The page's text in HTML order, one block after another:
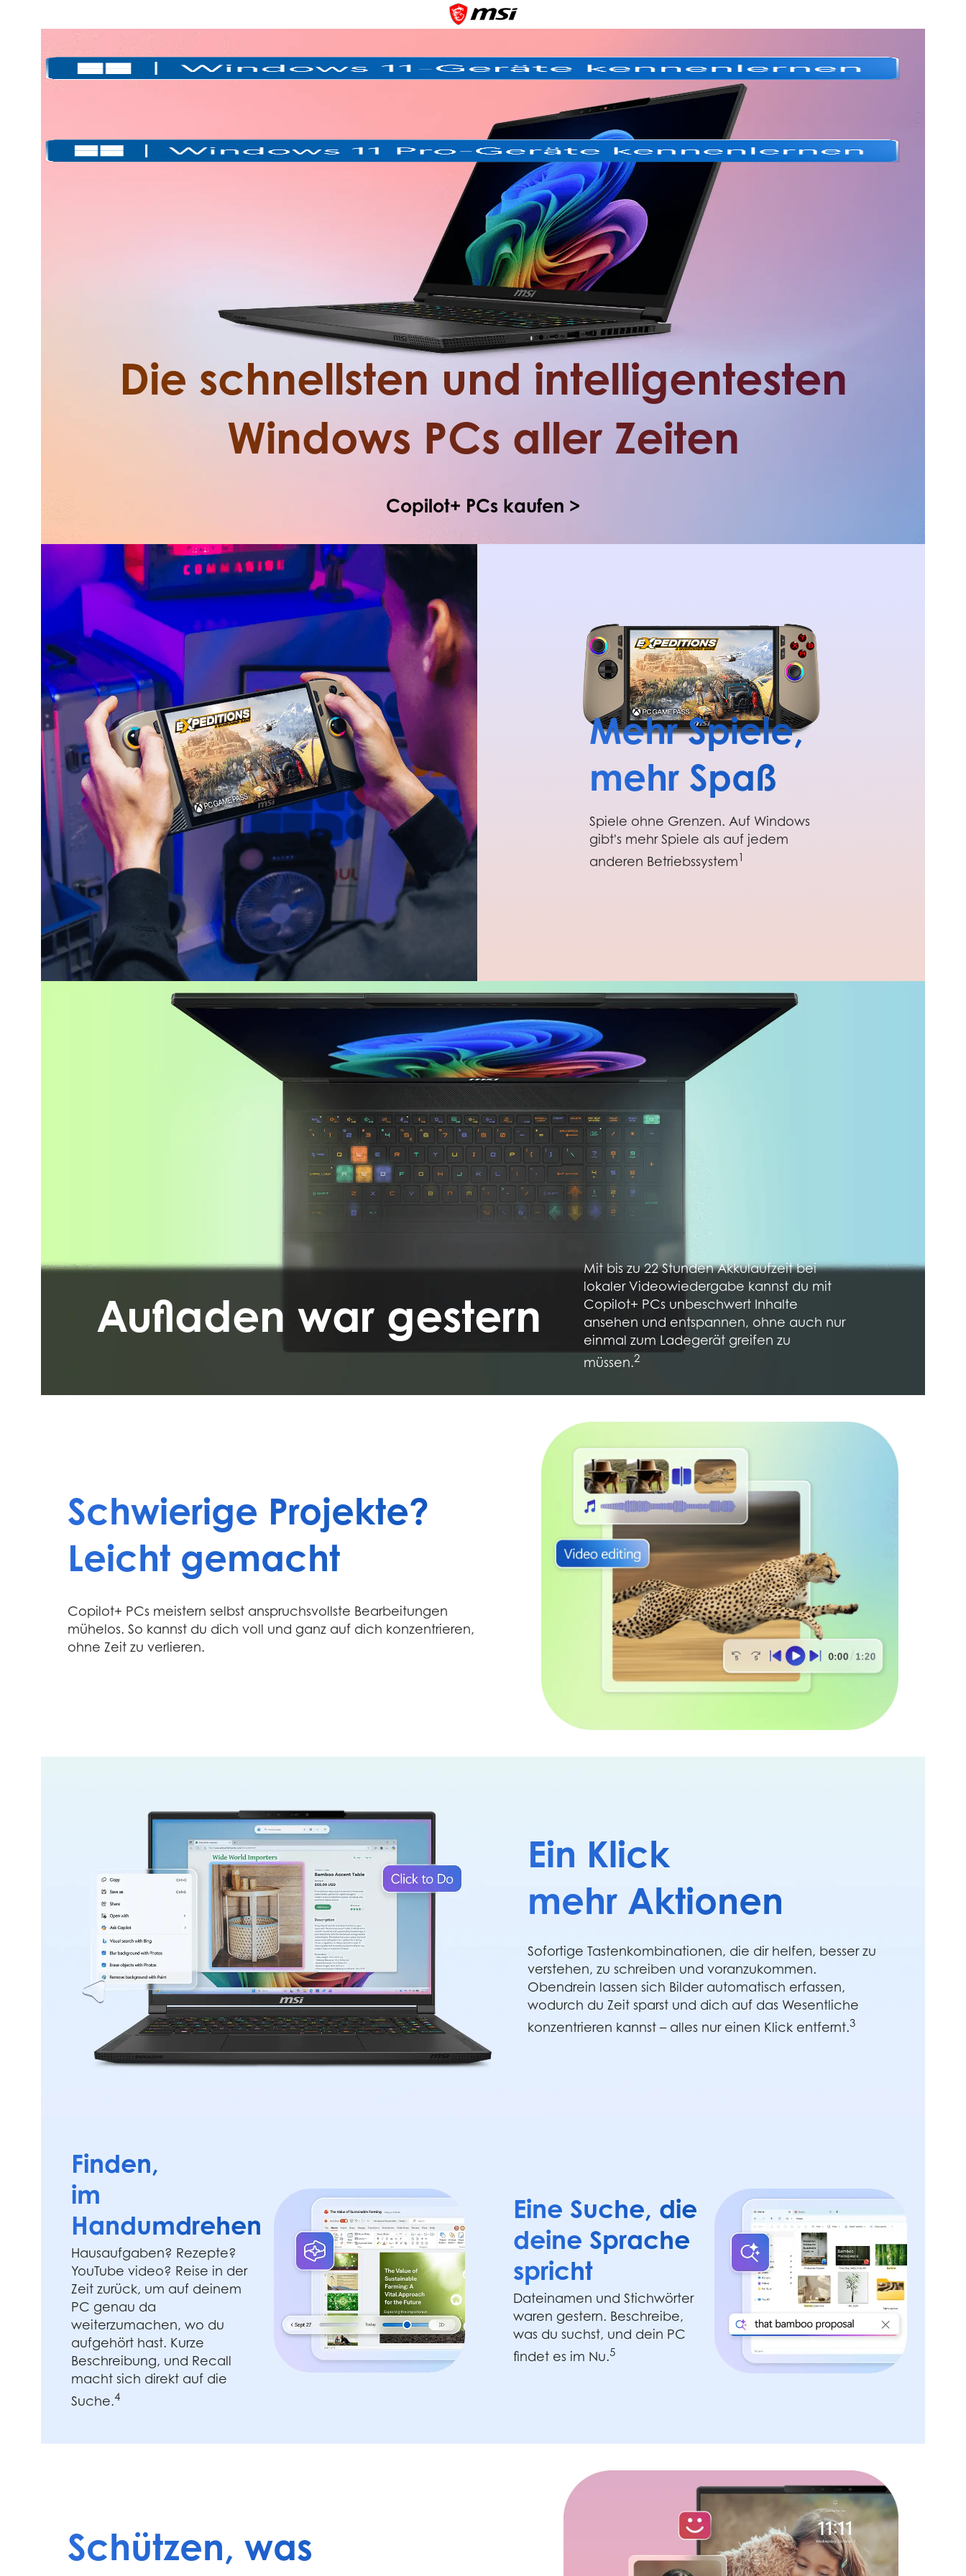
Die schnellsten und intelligentesten
Windows PCs aller Zeiten
Copilot+ PCs kaufen >
Mehr Spiele,
mehr Spaß
Spiele ohne Grenzen. Auf Windows
gibt's mehr Spiele als auf jedem
anderen Betriebssystem1
Aufladen war gestern
Mit bis zu 22 Stunden Akkulaufzeit bei
lokaler Videowiedergabe kannst du mit
Copilot+ PCs unbeschwert Inhalte
ansehen und entspannen, ohne auch nur
einmal zum Ladegerät greifen zu
müssen.2
Schwierige Projekte?
Leicht gemacht
Copilot+ PCs meistern selbst anspruchsvollste Bearbeitungen
mühelos. So kannst du dich voll und ganz auf dich konzentrieren,
ohne Zeit zu verlieren.
Ein Klick
mehr Aktionen
Sofortige Tastenkombinationen, die dir helfen, besser zu
verstehen, zu schreiben und voranzukommen.
Obendrein lassen sich Bilder automatisch erfassen,
wodurch du Zeit sparst und dich auf das Wesentliche
konzentrieren kannst – alles nur einen Klick entfernt.3
Finden,
im
Handumdrehen
Hausaufgaben? Rezepte?
YouTube video? Reise in der
Zeit zurück, um auf deinem
PC genau da
weiterzumachen, wo du
aufgehört hast. Kurze
Beschreibung, und Recall
macht sich direkt auf die
Suche.4
Eine Suche, die
deine Sprache
spricht
Dateinamen und Stichwörter
waren gestern. Beschreibe,
was du suchst, und dein PC
findet es im Nu.5
Schützen, was